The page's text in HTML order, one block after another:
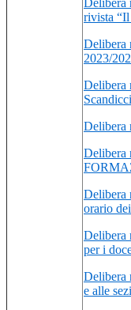
Delibera
rivista “Il
Delibera
2023/
Delibera
Scandicci
Delibera
Delibera
orario
Delibera
per i
Delibera
e alle